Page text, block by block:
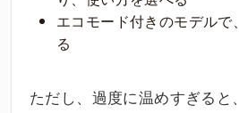
エコモード付きのモデル
る
ただし、過度に温めすぎると